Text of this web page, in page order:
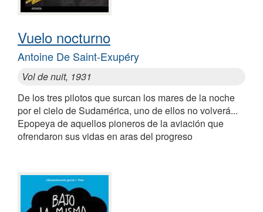
Vuelo nocturno
Antoine De Saint-Exupéry
Vol de nuit, 1931
De los tres pilotos que surcan los mares de la noche
por el cielo de Sudamérica, uno de ellos no volverá...
Epopeya de aquellos pioneros de la aviación que
ofrendaron sus vidas en aras del progreso